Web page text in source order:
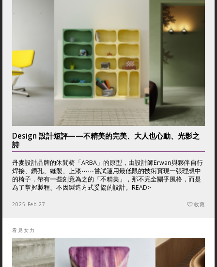
Design 設計短評——不精美的完美、大人也心動、光影之
詩
丹麥設計品牌的休閒椅「ARBA」的原型，由設計師Erwan與夥伴自行
焊接、鑽孔、縫製、上漆⋯⋯嘗試運用最低限的技術實現一張理想中
的椅子，帶有一些刻意為之的「不精美」，那不完全關乎風格，而是
為了掌握製程、不因製造方式妥協的設計。 READ>
2025 Feb 27 收藏
看見女力